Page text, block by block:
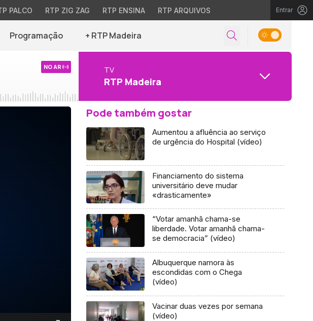
PALCO RTP ZIG ZAG RTP ENSINA RTP ARQUIVOS Entrar
Programação + RTP Madeira
NO AR TV
RTP Madeira
Pode também gostar
Aumentou a afluência ao serviço
de urgência do Hospital (vídeo)
Financiamento do sistema
universitário deve mudar
«drasticamente»
“Votar amanhã chama-se
liberdade. Votar amanhã chama-
se democracia” (vídeo)
Albuquerque namora às
escondidas com o Chega
(vídeo)
Vacinar duas vezes por semana
(vídeo)